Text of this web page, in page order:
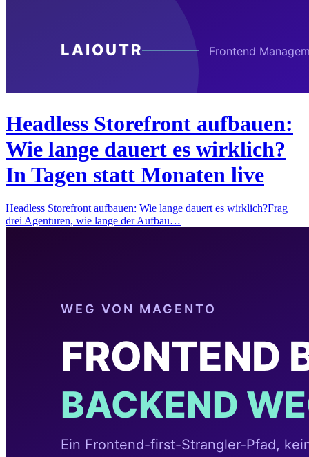
Headless Storefront aufbauen:
Wie lange dauert es wirklich?
In Tagen statt Monaten live
Headless Storefront aufbauen: Wie lange dauert es wirklich?Frag
drei Agenturen, wie lange der Aufbau…